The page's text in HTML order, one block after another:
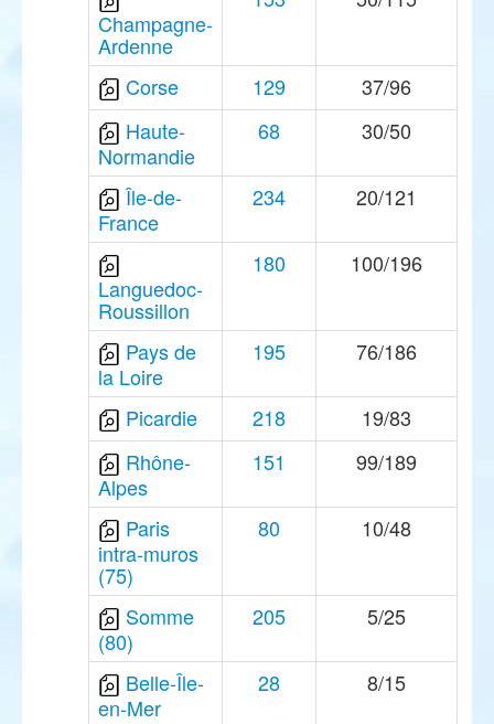
Champagne-
Ardenne
Corse 129
37/96
Haute-
Normandie
68 30/50
Île-de-
France
234 20/121
Languedoc-
Roussillon
180 100/196
Pays de
la Loire
195 76/186
Picardie 218
19/83
Rhône-
Alpes
151 99/189
Paris
intra-muros
(75)
80 10/48
Somme
(80)
205 5/25
Belle-Île-
en-Mer
28 8/15